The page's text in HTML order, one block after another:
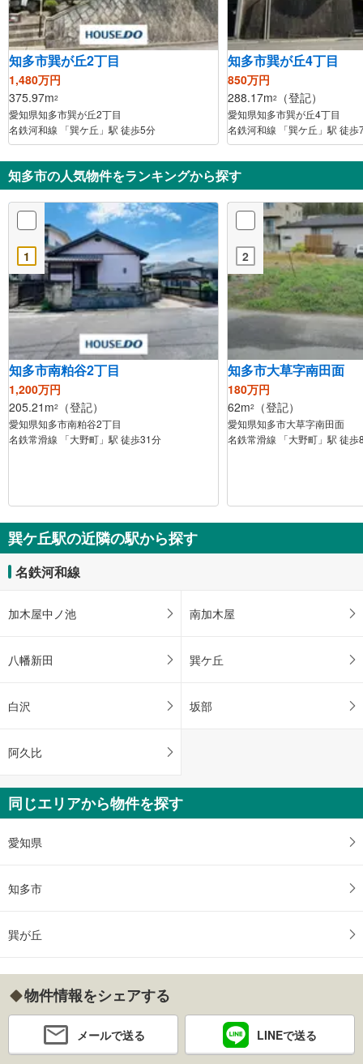
知多市巽が丘2丁目
1,480万円
375.97m2
愛知県知多市巽が丘2丁目
名鉄河和線 「巽ケ丘」駅 徒歩5分
知多市巽が丘4丁目
850万円
288.17m2 （登記）
愛知県知多市巽が丘4丁目
名鉄河和線 「巽ケ丘」駅 徒歩
知多市の人気物件をランキングから探す
1
知多市南粕谷2丁目
1,200万円
205.21m2 （登記）
愛知県知多市南粕谷2丁目
名鉄常滑線 「大野町」駅 徒歩31分
2
知多市大草字南田面
180万円
62m2 （登記）
愛知県知多市大草字南田面
名鉄常滑線 「大野町」駅 徒歩
巽ケ丘駅の近隣の駅から探す
名鉄河和線
加木屋中ノ池 南加木屋
八幡新田 巽ケ丘
白沢 坂部
阿久比
同じエリアから物件を探す
愛知県
知多市
巽が丘
物件情報をシェアする
メールで送る LINEで送る